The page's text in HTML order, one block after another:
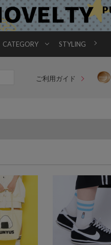
CATEGORY STYLING
ご利用ガイド